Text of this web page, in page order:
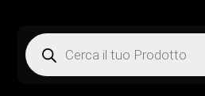
Products
search